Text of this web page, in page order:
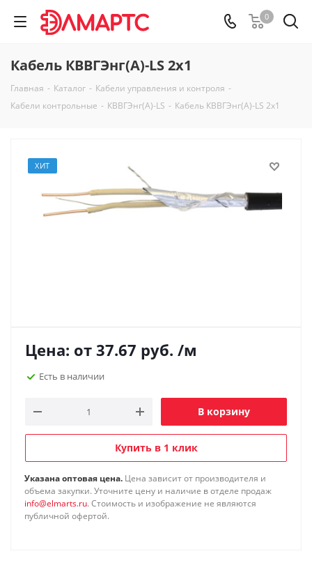
0
Кабель КВВГЭнг(А)-LS 2х1
Главная - Каталог - Кабели управления и контроля -
Кабели контрольные - КВВГЭнг(А)-LS - Кабель КВВГЭнг(А)-LS 2х1
ХИТ
Цена: от 37.67 руб. /м
Есть в наличии
В корзину
Купить в 1 клик
Указана оптовая цена. Цена зависит от производителя и
объема закупки. Уточните цену и наличие в отделе продаж
info@elmarts.ru. Стоимость и изображение не являются
публичной офертой.